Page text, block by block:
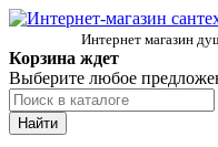
Интернет магазин
Корзина ждет
Выберите любое
Найти